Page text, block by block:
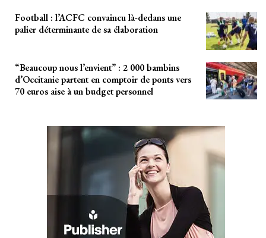
Football : l’ACFC convaincu là-dedans une
palier déterminante de sa élaboration
“Beaucoup nous l’envient” : 2 000 bambins
d’Occitanie partent en comptoir de ponts vers
70 euros aise à un budget personnel